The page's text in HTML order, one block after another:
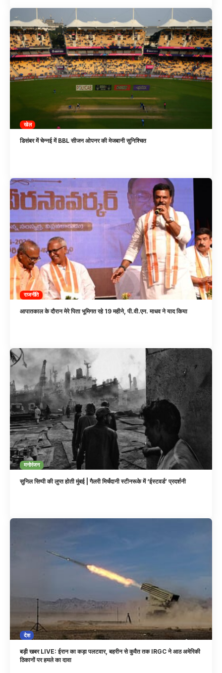
खेल
डिसंबर में चेन्नई में BBL सीजन ओपनर की मेजबानी सुनिश्चित
राजनीति
आपातकाल के दौरान मेरे पिता भूमिगत रहे 19 महीने, पी.वी.एन. माधव ने याद किया
मनोरंजन
सुनिल सिप्पी की लुप्त होती मुंबई | गैलरी मिर्चंदानी स्टीनरूके में ‘ईस्टवर्ड’ प्रदर्शनी
देश
बड़ी खबर LIVE: ईरान का कड़ा पलटवार, बहरीन से कुवैत तक IRGC ने आठ अमेरिकी
ठिकानों पर हमले का दावा